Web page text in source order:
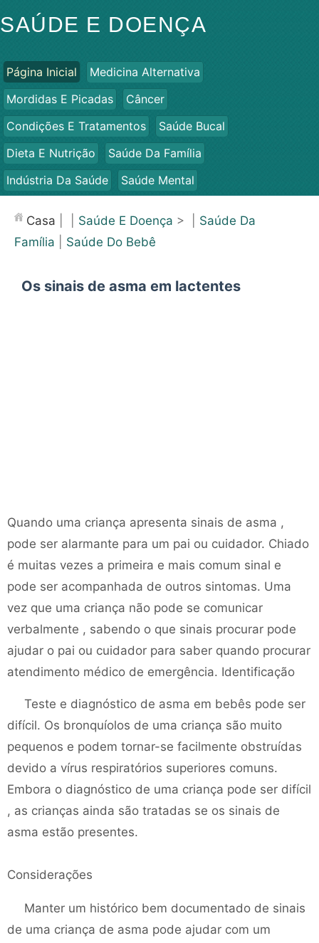
SAÚDE E DOENÇA
Página Inicial
Medicina Alternativa
Mordidas E Picadas
Câncer
Condições E Tratamentos
Saúde Bucal
Dieta E Nutrição
Saúde Da Família
Indústria Da Saúde
Saúde Mental
Saúde
Casa Saúde E Doença > | Saúde Da
Família
Saúde Do Bebê
Os sinais de asma em lactentes
Quando uma criança apresenta sinais de asma ,
pode ser alarmante para um pai ou cuidador. Chiado
é muitas vezes a primeira e mais comum sinal e
pode ser acompanhada de outros sintomas. Uma
vez que uma criança não pode se comunicar
verbalmente , sabendo o que sinais procurar pode
ajudar o pai ou cuidador para saber quando procurar
atendimento médico de emergência. Identificação
Teste e diagnóstico de asma em bebês pode ser
difícil. Os bronquíolos de uma criança são muito
pequenos e podem tornar-se facilmente obstruídas
devido a vírus respiratórios superiores comuns.
Embora o diagnóstico de uma criança pode ser difícil
, as crianças ainda são tratadas se os sinais de
asma estão presentes.
Considerações
Manter um histórico bem documentado de sinais
de uma criança de asma pode ajudar com um